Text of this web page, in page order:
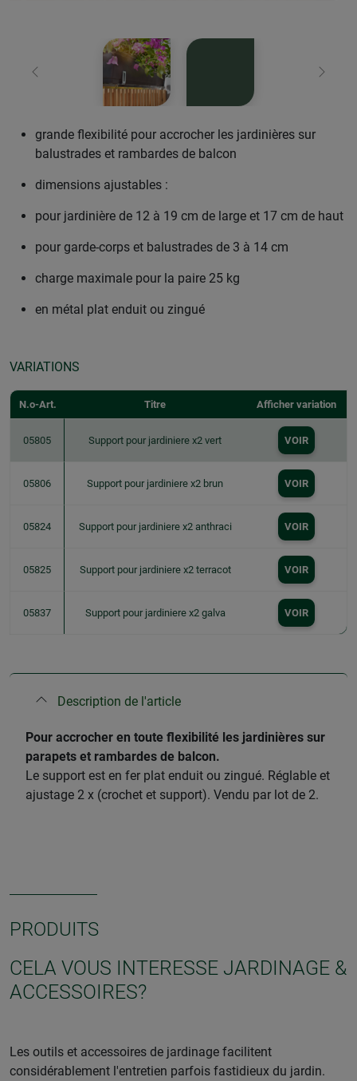
retour
grande flexibilité pour accrocher les jardinières sur
balustrades et rambardes de balcon
dimensions ajustables :
pour jardinière de 12 à 19 cm de large et 17 cm de haut
pour garde-corps et balustrades de 3 à 14 cm
charge maximale pour la paire 25 kg
en métal plat enduit ou zingué
VARIATIONS
N.o-Art. Titre Afficher variation
05805 Support pour jardiniere x2 vert VOIR
05806 Support pour jardiniere x2 brun VOIR
05824 Support pour jardiniere x2 anthraci VOIR
05825 Support pour jardiniere x2 terracot VOIR
05837 Support pour jardiniere x2 galva VOIR
Description de l'article
Pour accrocher en toute flexibilité les jardinières sur
parapets et rambardes de balcon.
Le support est en fer plat enduit ou zingué. Réglable et
ajustage 2 x (crochet et support). Vendu par lot de 2.
PRODUITS
CELA VOUS INTERESSE JARDINAGE &
ACCESSOIRES?
Les outils et accessoires de jardinage facilitent
considérablement l'entretien parfois fastidieux du jardin.